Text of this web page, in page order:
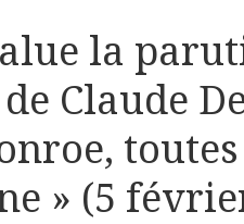
la
Claude
» (5